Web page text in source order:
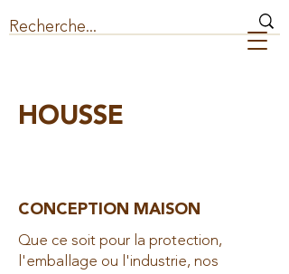
HOUSSE
CONCEPTION MAISON
Que ce soit pour la protection,
l'emballage ou l'industrie, nos